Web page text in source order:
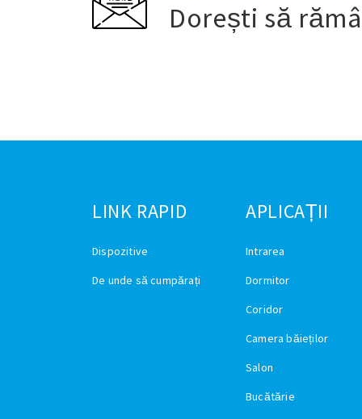
Dorești să
LINK RAPID
Dispozitive
De unde să cumpărați
APLICAȚII
Intrarea
Dormitor
Coridor
Camera băieților
Salon
Bucătărie